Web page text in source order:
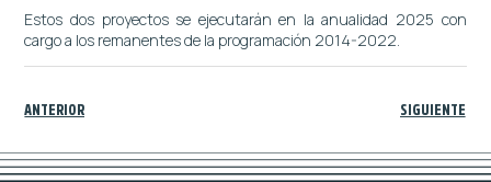
Estos dos proyectos se ejecutarán en la anualidad 2025 con
cargo a los remanentes de la programación 2014-2022.
ANTERIOR SIGUIENTE